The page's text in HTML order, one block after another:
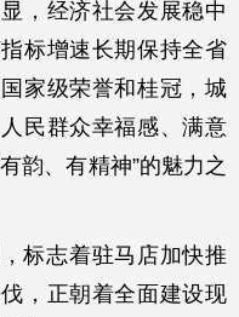
，经济社会发展稳中
标增速长期保持全省
家级荣誉和桂冠，城
民群众幸福感、满意
韵、有精神”的魅力之
标志着驻马店加快推
，正朝着全面建设现